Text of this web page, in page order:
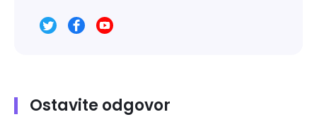
Ostavite odgovor